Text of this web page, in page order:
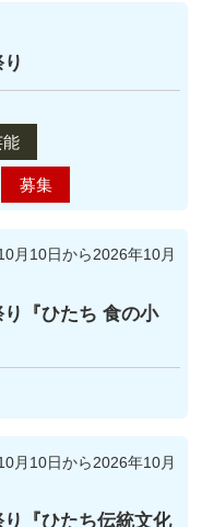
募集
月10日から2026年10月
『ひたち 食の小
月10日から2026年10月
『ひたち伝統文化